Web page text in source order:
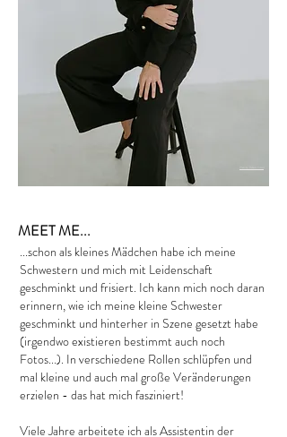
MEET ME...
...schon als kleines Mädchen habe ich meine
Schwestern und mich mit Leidenschaft
geschminkt und frisiert. Ich kann mich noch daran
erinnern, wie ich meine kleine Schwester
geschminkt und hinterher in Szene gesetzt habe
(irgendwo existieren bestimmt auch noch
Fotos...). In verschiedene Rollen schlüpfen und
mal kleine und auch mal große Veränderungen
erzielen - das hat mich fasziniert!
Viele Jahre arbeitete ich als Assistentin der